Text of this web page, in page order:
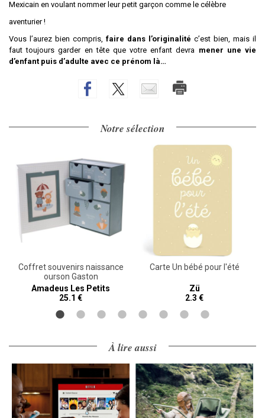
Mexicain en voulant nommer leur petit garçon comme le célèbre
aventurier !
Vous l’aurez bien compris, faire dans l’originalité c’est bien, mais il
faut toujours garder en tête que votre enfant devra mener une vie
d’enfant puis d’adulte avec ce prénom là…
Notre sélection
Coffret souvenirs naissance
ourson Gaston
Amadeus Les Petits
25.1 €
Carte Un bébé pour l'été
Zü
2.3 €
À lire aussi